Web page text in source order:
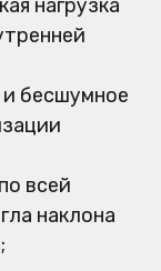
нагрузка
и бесшумное
всей
наклона